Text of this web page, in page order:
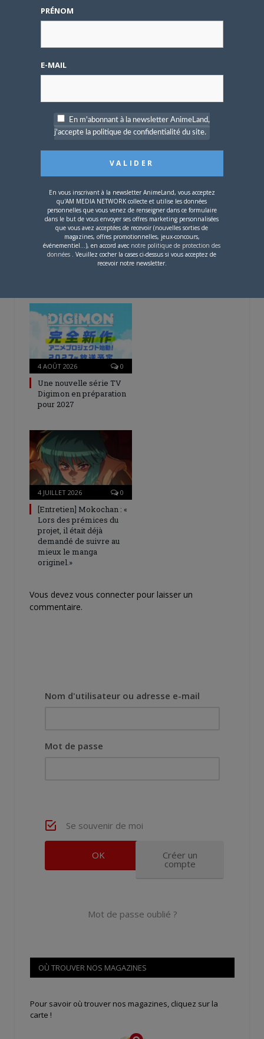
Tumblr
un rêve. Il ne me reste plus qu'à
rencontrer Hiroaki Samura et je pourrai
partir tranquille.
5 AOÛT 2026 0
L’AnimeLand Hors-Série
– Spécial Posters est
4 AOÛT 2026 0
Une nouvelle série TV
Digimon en préparation
pour 2027
4 JUILLET 2026 0
[Entretien] Mokochan : «
Lors des prémices du
projet, il était déjà
demandé de suivre au
mieux le manga
originel.»
Vous devez vous connecter pour laisser un
commentaire.
Nom d'utilisateur ou adresse e-mail
Mot de passe
Se souvenir de moi
Créer un
compte
Mot de passe oublié ?
OÙ TROUVER NOS MAGAZINES
Pour savoir où trouver nos magazines, cliquez sur la
carte !
PRÉNOM
E-MAIL
En m'abonnant à la newsletter AnimeLand,
j'accepte la politique de confidentialité du site.
En vous inscrivant à la newsletter AnimeLand, vous acceptez
qu'AM MEDIA NETWORK collecte et utilise les données
personnelles que vous venez de renseigner dans ce formulaire
dans le but de vous envoyer ses offres marketing personnalisées
que vous avez acceptées de recevoir (nouvelles sorties de
magazines, offres promotionnelles, jeux-concours,
événementiel...), en accord avec notre politique de protection des
données . Veuillez cocher la cases ci-dessus si vous acceptez de
recevoir notre newsletter.